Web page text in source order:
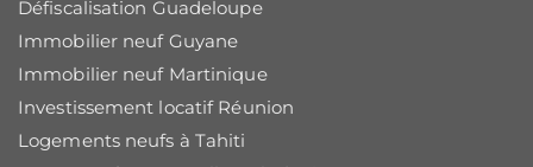
Défiscalisation Guadeloupe
Immobilier neuf Guyane
Immobilier neuf Martinique
Investissement locatif Réunion
Logements neufs à Tahiti